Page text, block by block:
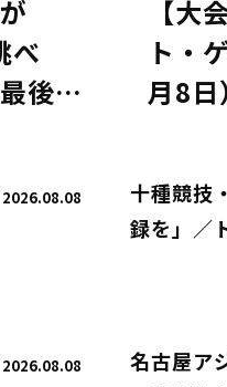
べ
後は
【大
ト・
月8日
2026.08.08
十種競技
録を」／
2026.08.08
名古屋ア